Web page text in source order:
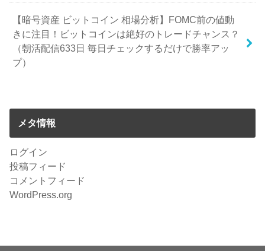
【暗号資産 ビットコイン 相場分析】FOMC前の値動
きに注目！ビットコインは絶好のトレードチャンス？
（朝活配信633日 毎日チェックするだけで勝率アッ
プ）
メタ情報
ログイン
投稿フィード
コメントフィード
WordPress.org